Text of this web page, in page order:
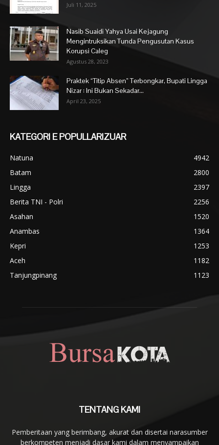
Juli 11, 2025
Nasib Suaidi Yahya Usai Kejagung
Mengintruksikan Tunda Pengusutan Kasus
Korupsi Caleg
Agustus 28, 2023
Praktek “Titip Absen” Terbongkar, Bupati Lingga
Nizar : Ini Bukan Sekadar...
April 23, 2025
KATEGORI E POPULLARIZUAR
Natuna
4942
Batam
2800
Lingga
2397
Berita TNI - Polri
2256
Asahan
1520
Anambas
1364
Kepri
1253
Aceh
1182
Tanjungpinang
1123
TENTANG KAMI
Pemberitaan yang berimbang, akurat dan disertai narasumber
berkompeten menjadi dasar kami dalam menyampaikan